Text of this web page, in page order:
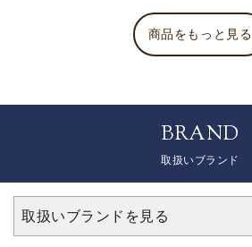
商品をもっと見る
BRAND
取扱いブランド
取扱いブランドを見る